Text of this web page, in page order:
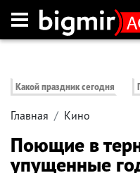
Какой праздник сегодня
Главная Кино
Поющие в
упущенные